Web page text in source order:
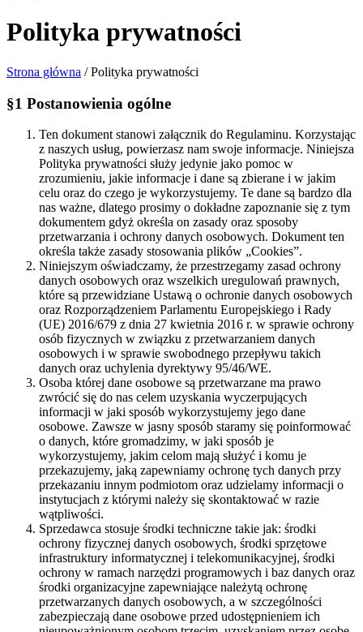
Polityka prywatności
Strona główna /Polityka prywatności
§1 Postanowienia ogólne
Ten dokument stanowi załącznik do Regulaminu. Korzystając
z naszych usług, powierzasz nam swoje informacje. Niniejsza
Polityka prywatności służy jedynie jako pomoc w
zrozumieniu, jakie informacje i dane są zbierane i w jakim
celu oraz do czego je wykorzystujemy. Te dane są bardzo dla
nas ważne, dlatego prosimy o dokładne zapoznanie się z tym
dokumentem gdyż określa on zasady oraz sposoby
przetwarzania i ochrony danych osobowych. Dokument ten
określa także zasady stosowania plików „Cookies”.
Niniejszym oświadczamy, że przestrzegamy zasad ochrony
danych osobowych oraz wszelkich uregulowań prawnych,
które są przewidziane Ustawą o ochronie danych osobowych
oraz Rozporządzeniem Parlamentu Europejskiego i Rady
(UE) 2016/679 z dnia 27 kwietnia 2016 r. w sprawie ochrony
osób fizycznych w związku z przetwarzaniem danych
osobowych i w sprawie swobodnego przepływu takich
danych oraz uchylenia dyrektywy 95/46/WE.
Osoba której dane osobowe są przetwarzane ma prawo
zwrócić się do nas celem uzyskania wyczerpujących
informacji w jaki sposób wykorzystujemy jego dane
osobowe. Zawsze w jasny sposób staramy się poinformować
o danych, które gromadzimy, w jaki sposób je
wykorzystujemy, jakim celom mają służyć i komu je
przekazujemy, jaką zapewniamy ochronę tych danych przy
przekazaniu innym podmiotom oraz udzielamy informacji o
instytucjach z którymi należy się skontaktować w razie
wątpliwości.
Sprzedawca stosuje środki techniczne takie jak: środki
ochrony fizycznej danych osobowych, środki sprzętowe
infrastruktury informatycznej i telekomunikacyjnej, środki
ochrony w ramach narzędzi programowych i baz danych oraz
środki organizacyjne zapewniające należytą ochronę
przetwarzanych danych osobowych, a w szczególności
zabezpieczają dane osobowe przed udostępnieniem ich